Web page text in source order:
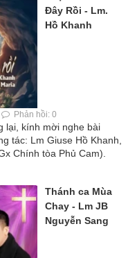
Đây Rồi - Lm.
Hồ Khanh
Phản hồi: 0
lại, kính mời nghe bài
tác: Lm Giuse Hồ Khanh,
Chính tòa Phủ Cam).
Thánh ca Mùa
Chay - Lm JB
Nguyễn Sang